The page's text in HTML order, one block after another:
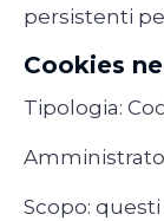
persistenti
Cookies
Tipologia:
Amministrato
Scopo: